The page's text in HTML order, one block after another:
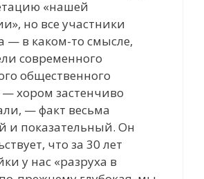
«нашей
но все участники
— в каком-то смысле,
современного
общественного
хором застенчиво
— факт весьма
и показательный. Он
что за 30 лет
у нас «разруха в